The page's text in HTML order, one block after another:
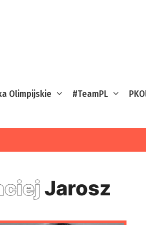
Olimpijskie #TeamPL
Jarosz